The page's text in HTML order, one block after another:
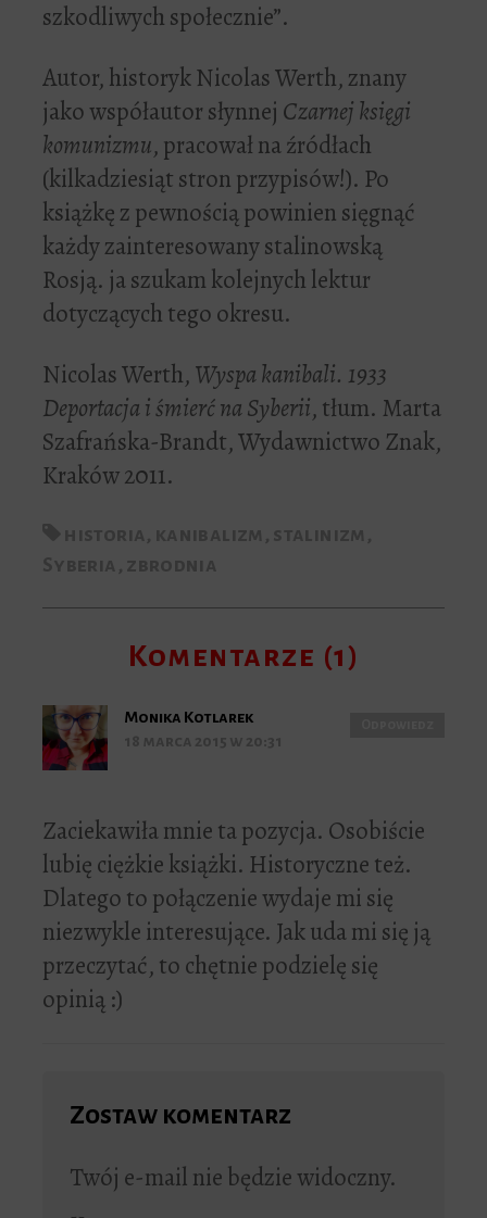
szkodliwych społecznie”.
Autor, historyk Nicolas Werth, znany
jako współautor słynnej Czarnej księgi
komunizmu, pracował na źródłach
(kilkadziesiąt stron przypisów!). Po
książkę z pewnością powinien sięgnąć
każdy zainteresowany stalinowską
Rosją. ja szukam kolejnych lektur
dotyczących tego okresu.
Nicolas Werth,Wyspa kanibali. 1933
Deportacja i śmierć na Syberii, tłum. Marta
Szafrańska-Brandt, Wydawnictwo Znak,
Kraków 2011.
Komentarze (1)
Monika Kotlarek
Zaciekawiła mnie ta pozycja. Osobiście
lubię ciężkie książki. Historyczne też.
Dlatego to połączenie wydaje mi się
niezwykle interesujące. Jak uda mi się ją
przeczytać, to chętnie podzielę się
opinią :)
Zostaw komentarz
Twój e-mail nie będzie widoczny.